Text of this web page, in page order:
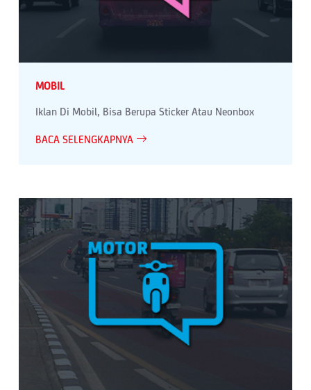
MOBIL
Iklan Di Mobil, Bisa Berupa Sticker Atau Neonbox
BACA SELENGKAPNYA